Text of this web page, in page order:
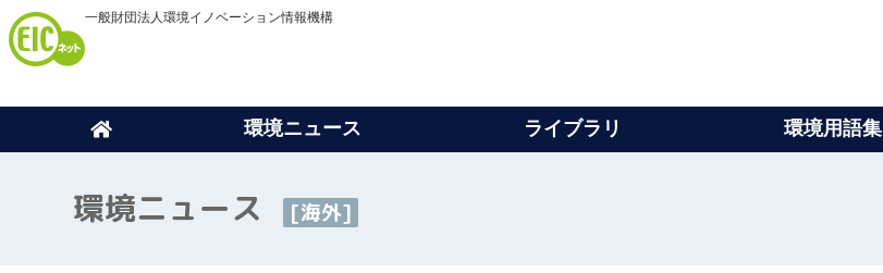
一般財団法人環境イノベーション情報機構
環境ニュース ライブラリ 環境用語集
環境ニュース [海外]